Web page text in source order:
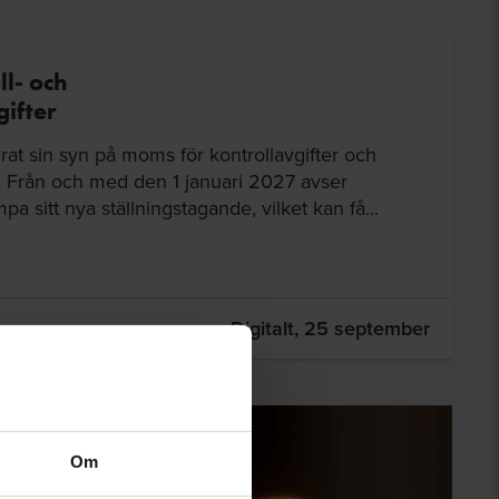
Om
och
sin syn på moms för kontrollavgifter och
och med den 1 januari 2027 avser
sitt nya ställningstagande, vilket kan få...
Digitalt, 25 september